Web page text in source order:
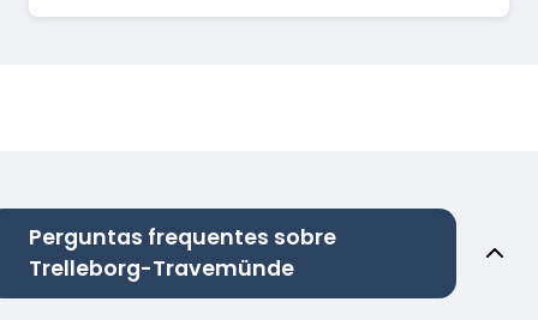
Perguntas frequentes sobre
Trelleborg-Travemünde